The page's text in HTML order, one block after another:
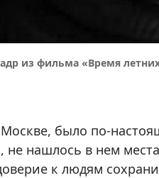
из фильма «Время
было по-
нашлось в нем
к людям